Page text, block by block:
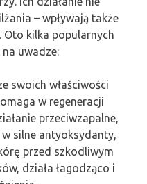
– wpływają także
Oto kilka popularnych
uwadze:
swoich właściwości
w regeneracji
przeciwzapalne,
silne antyoksydanty,
przed szkodliwym
działa łagodząco i